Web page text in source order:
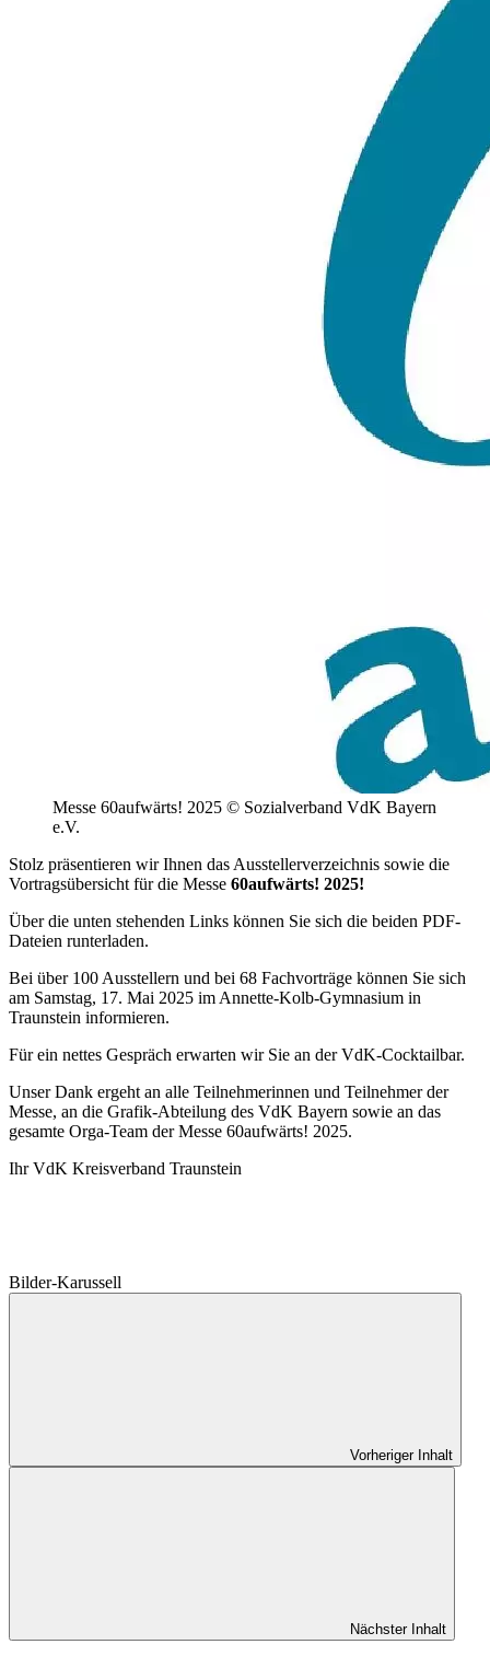
Messe 60aufwärts! 2025 © Sozialverband VdK Bayern
e.V.
Stolz präsentieren wir Ihnen das Ausstellerverzeichnis sowie die
Vortragsübersicht für die Messe 60aufwärts! 2025!
Über die unten stehenden Links können Sie sich die beiden PDF-
Dateien runterladen.
Bei über 100 Ausstellern und bei 68 Fachvorträge können Sie sich
am Samstag, 17. Mai 2025 im Annette-Kolb-Gymnasium in
Traunstein informieren.
Für ein nettes Gespräch erwarten wir Sie an der VdK-Cocktailbar.
Unser Dank ergeht an alle Teilnehmerinnen und Teilnehmer der
Messe, an die Grafik-Abteilung des VdK Bayern sowie an das
gesamte Orga-Team der Messe 60aufwärts! 2025.
Ihr VdK Kreisverband Traunstein
Bilder-Karussell
Vorheriger Inhalt
Nächster Inhalt